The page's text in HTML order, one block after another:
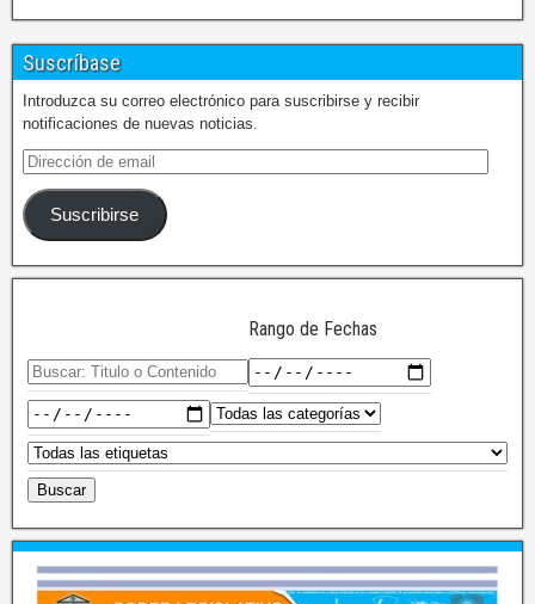
Suscríbase
Introduzca su correo electrónico para suscribirse y recibir
notificaciones de nuevas noticias.
Suscribirse
Rango de Fechas